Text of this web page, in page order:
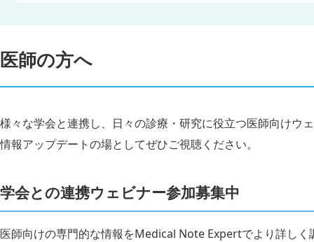
医師の方へ
様々な学会と連携し、日々の診療・研究に役立つ医師向けウ
情報アップデートの場としてぜひご視聴ください。
学会との連携ウェビナー参加募集中
医師向けの専門的な情報をMedical Note Expertでより詳しく